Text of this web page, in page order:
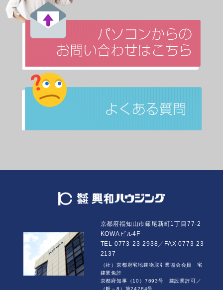
京都府福知山市篠尾新町1丁目77-2
KOWAビル4F
TEL 0773-23-2938／FAX 0773-23-
2137
（社）京都府宅地建物取引業協会会員 宅
建業免許
京都府知事（10）7693号 建設業許可／
（般－8）第24284号